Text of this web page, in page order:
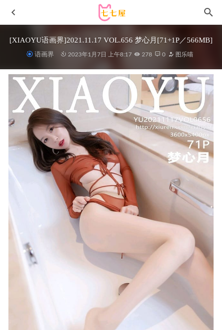
[XIAOYU语画界]2021.11.17 VOL.656 梦心月[71+1P／566MB]
语画界 2023年1月7日 上午8:17 278 0 图乐喵
姜仁卿 –NO.053 ARTGRAVIA_VOL338[98P/215MB] 2022-
05-06
[XiuRen秀人网] 2023.09.15 No.7400 王馨瑶yanni 黑丝美腿
[93P/799MB]
2024-03-16
yuuhui玉汇 – NO.110 美式甜心 [43P2V-196MB]
2025-05-09
[微密圈]白龙猫女 – 极光乳白丝袜[29P2V-82MB]
2025-07-03
抱走莫子AA – NO.68 春节特工-蛇年战姬 [90P6V-1.87GB]